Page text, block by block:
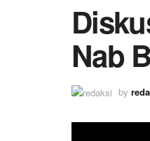
Nab
by